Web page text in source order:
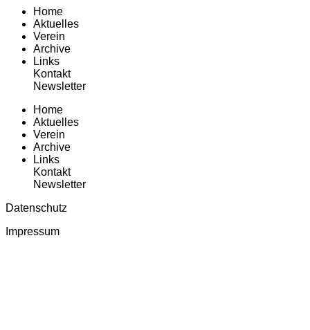
Home
Aktuelles
Verein
Archive
Links
Kontakt
Newsletter
Home
Aktuelles
Verein
Archive
Links
Kontakt
Newsletter
Datenschutz
Impressum